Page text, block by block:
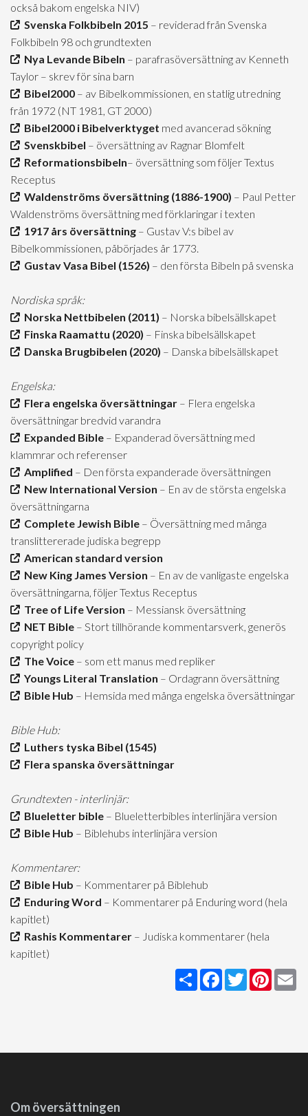
också bakom engelska NIV)
Svenska Folkbibeln 2015 – reviderad från Svenska
Folkbibeln 98 och grundtexten
Nya Levande Bibeln – parafrasöversättning av Kenneth
Taylor – skrev för sina barn
Bibel2000 – av Bibelkommissionen, en statlig utredning
från 1972 (NT 1981, GT 2000)
Bibel2000 i Bibelverktyget med avancerad sökning
Svenskbibel – översättning av Ragnar Blomfelt
Reformationsbibeln– översättning som följer Textus
Receptus
Waldenströms översättning (1886-1900) – Paul Petter
Waldenströms översättning med förklaringar i texten
1917 års översättning – Gustav V:s bibel av
Bibelkommissionen, påbörjades år 1773.
Gustav Vasa Bibel (1526) – den första Bibeln på svenska
Nordiska språk:
Norska Nettbibelen (2011) – Norska bibelsällskapet
Finska Raamattu (2020) – Finska bibelsällskapet
Danska Brugbibelen (2020) – Danska bibelsällskapet
Engelska:
Flera engelska översättningar – Flera engelska
översättningar bredvid varandra
Expanded Bible – Expanderad översättning med
klammrar och referenser
Amplified – Den första expanderade översättningen
New International Version – En av de största engelska
översättningarna
Complete Jewish Bible – Översättning med många
translittererade judiska begrepp
American standard version
New King James Version – En av de vanligaste engelska
översättningarna, följer Textus Receptus
Tree of Life Version – Messiansk översättning
NET Bible – Stort tillhörande kommentarsverk, generös
copyright policy
The Voice – som ett manus med repliker
Youngs Literal Translation – Ordagrann översättning
Bible Hub – Hemsida med många engelska översättningar
Bible Hub:
Luthers tyska Bibel (1545)
Flera spanska översättningar
Grundtexten - interlinjär:
Blueletter bible – Blueletterbibles interlinjära version
Bible Hub – Biblehubs interlinjära version
Kommentarer:
Bible Hub – Kommentarer på Biblehub
Enduring Word – Kommentarer på Enduring word (hela
kapitlet)
Rashis Kommentarer – Judiska kommentarer (hela
kapitlet)
Share Facebook
Twitter
Om översättningen